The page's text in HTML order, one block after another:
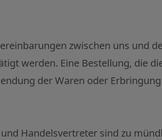
zwischen uns und
werden. Eine Bestellung, die
der Waren oder
Handelsvertreter sind zu